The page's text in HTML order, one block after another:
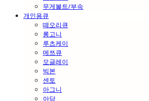
무게볼트/부속
개인용큐
떼오리큐
롱고니
루츠케이
메쯔큐
모글레이
빅본
센토
아그니
아담